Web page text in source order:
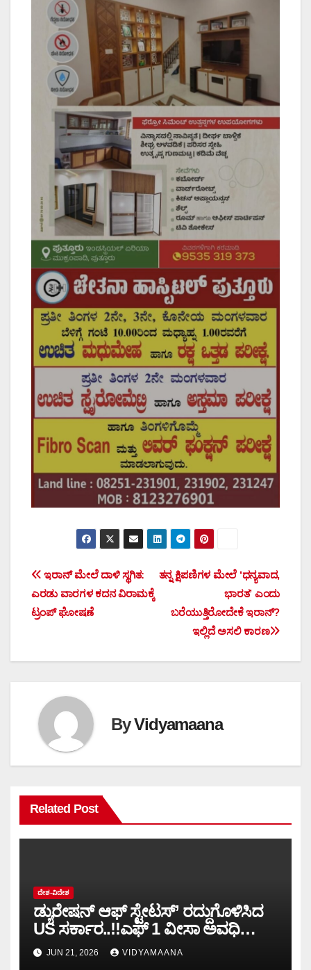
Post
navigation
ತನ್ನ ಕ್ಷಿಪಣಿಗಳ ಮೇಲೆ ‘ಧನ್ಯವಾದ,
ಭಾರತ’ ಎಂದು
ಬರೆಯುತ್ತಿರೋದೇಕೆ ಇರಾನ್?
ಇಲ್ಲಿದೆ ಅಸಲಿ ಕಾರಣ
ಇರಾನ್ ಮೇಲೆ ದಾಳಿ ಸ್ಥಗಿತ:
ಎರಡು ವಾರಗಳ ಕದನ ವಿರಾಮಕ್ಕೆ
ಟ್ರಂಪ್ ಘೋಷಣೆ
ByVidyamaana
Related Post
ದೇಶ-ವಿದೇಶ
ಡ್ಯುರೇಷನ್ ಆಫ್ ಸ್ಟೇಟಸ್’ ರದ್ದುಗೊಳಿಸಿದ
US ಸರ್ಕಾರ..!!ಎಫ್ 1 ವೀಸಾ ಅವಧಿ
ವಿಸ್ತರಣೆಗೆ ಕಠಿಣ ನಿಯಮ..!
JUN 21, 2026 VIDYAMAANA